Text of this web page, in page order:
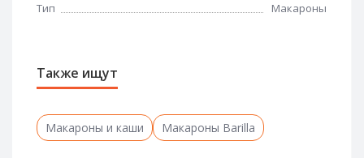
Тип Макароны
Также ищут
Макароны и каши Макароны Barilla